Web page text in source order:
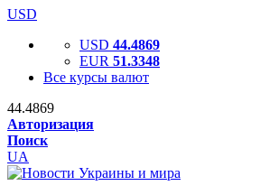
USD
USD 44.4869
EUR 51.3348
Все курсы валют
44.4869
Авторизация
Поиск
UA